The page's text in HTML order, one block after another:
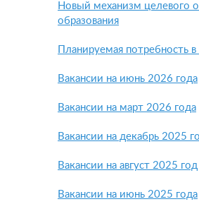
Новый механизм целевого
образования
Планируемая потребность
Вакансии на июнь 2026 года
Вакансии на март 2026 года
Вакансии на декабрь 2025
Вакансии на август 2025 год
Вакансии на июнь 2025 года